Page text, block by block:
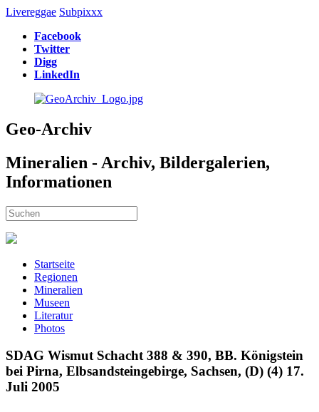
Livereggae Subpixxx
Facebook
Twitter
Digg
LinkedIn
Geo-Archiv
Mineralien - Archiv, Bildergalerien,
Informationen
Startseite
Regionen
Mineralien
Museen
Literatur
Photos
SDAG Wismut Schacht 388 & 390, BB. Königstein
bei Pirna, Elbsandsteingebirge, Sachsen, (D) (4) 17.
Juli 2005